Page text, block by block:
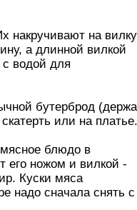
накручивают на вилку
а длинной вилкой
водой для
бутерброд (держа
или на платье.
блюдо в
его ножом и вилкой -
Куски мяса
надо сначала снять с